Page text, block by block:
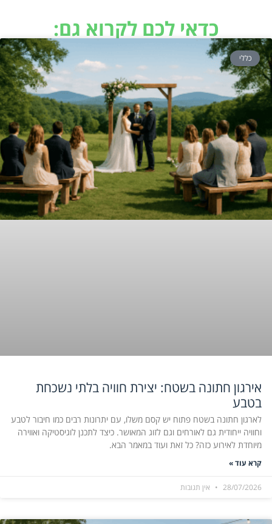
כדאי לכם לקרוא גם:
כללי
אירגון חתונה בשטח: יצירת חוויה בלתי נשכחת
בטבע
לארגון חתונה בשטח פתוח יש קסם משלו, עם יתרונות רבים כמו חיבור לטבע
וחוויה ייחודית גם לאורחים וגם לזוג המאושר. כיצד לתכנן לוגיסטיקה ואווירה
מיוחדת לאירוע כזה? כל זאת ועוד במאמר הבא.
קרא עוד »
28/07/2026 אין תגובות